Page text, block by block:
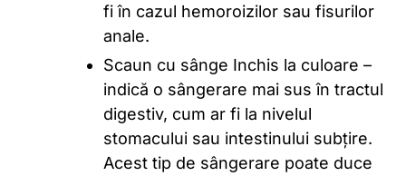
fi în cazul hemoroizilor sau fisurilor
anale.
Scaun cu sânge Inchis la culoare –
indică o sângerare mai sus în tractul
digestiv, cum ar fi la nivelul
stomacului sau intestinului subțire.
Acest tip de sângerare poate duce